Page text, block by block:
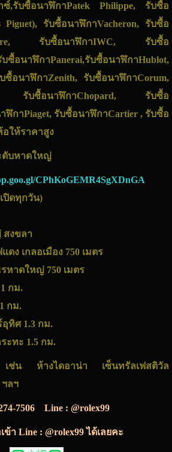
ซ์,รับซื้อนาฬิกาPatek Philippe, รับซื้อ
Piguet), รับซื้อนาฬิกาVacheron, รับซื้อ
รับซื้อนาฬิกาIWC, รับซื้อ
ซื้อนาฬิกาPanerai,รับซื้อนาฬิกาHublot,
ซื้อนาฬิกาZenith, รับซื้อนาฬิกาCorum,
รับซื้อนาฬิกาChopard, รับซื้อ
ฬิกาPiaget, รับซื้อนาฬิกาCartier , รับซื้อ
ให้ราคาสูง
ดับหาดใหญ่
CPhKoGEMR4SgXDnGA
เปิดทุกวัน)
งขลา
ง เกลอเมือง 750 เมตร
หาดใหญ่ 750 เมตร
กม.
กม.
ทิศ 1.3 กม.
ะทะ 1.5 กม.
เช่น ห้างไดอาน่า เซ็นทรัลเฟสติวัล
ลฯ
7506 Line : @rolex99
ข้า Line : @rolex99 ได้เลยคะ